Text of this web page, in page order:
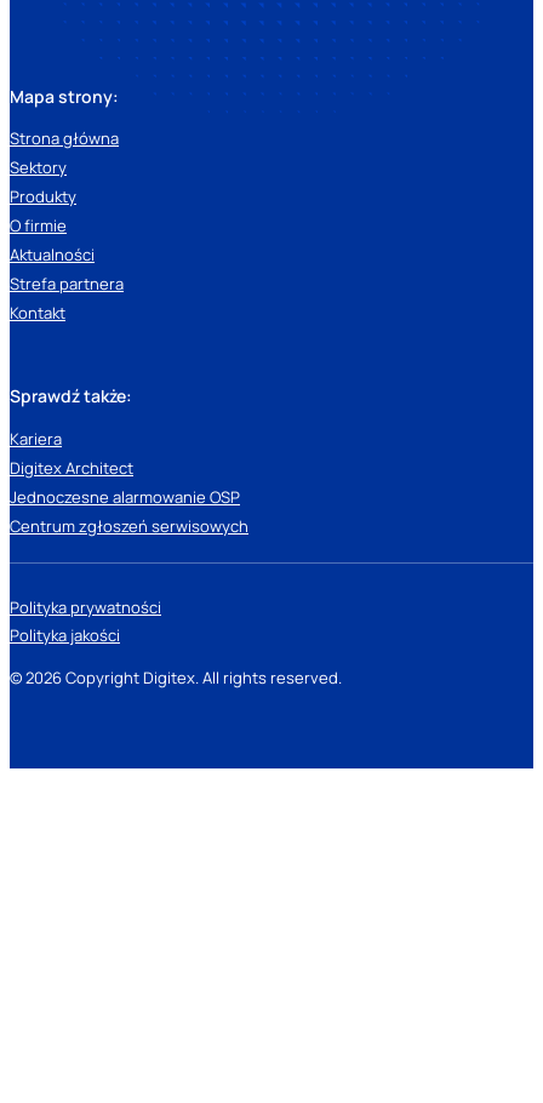
Mapa strony:
Strona główna
Sektory
Produkty
O firmie
Aktualności
Strefa partnera
Kontakt
Sprawdź także:
Kariera
Digitex Architect
Jednoczesne alarmowanie OSP
Centrum zgłoszeń serwisowych
© 2026 Copyright Digitex. All rights reserved.
Polityka prywatności
Polityka jakości